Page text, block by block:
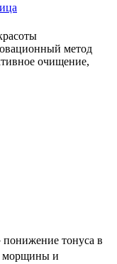
метод
очищение,
понижение тонуса в
морщины и